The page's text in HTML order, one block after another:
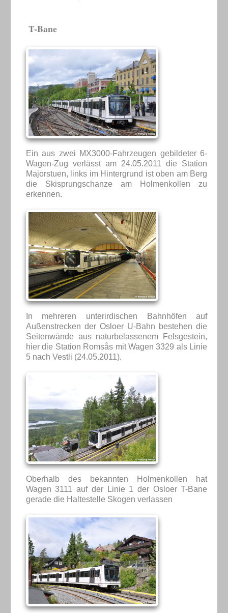
T-Bane
Ein aus zwei MX3000-Fahrzeugen gebildeter 6-
Wagen-Zug verlässt am 24.05.2011 die Station
Majorstuen, links im Hintergrund ist oben am Berg
die Skisprungschanze am Holmenkollen zu
erkennen.
In mehreren unterirdischen Bahnhöfen auf
Außenstrecken der Osloer U-Bahn bestehen die
Seitenwände aus naturbelassenem Felsgestein,
hier die Station Romsås mit Wagen 3329 als Linie
5 nach Vestli (24.05.2011).
Oberhalb des bekannten Holmenkollen hat
Wagen 3111 auf der Linie 1 der Osloer T-Bane
gerade die Haltestelle Skogen verlassen